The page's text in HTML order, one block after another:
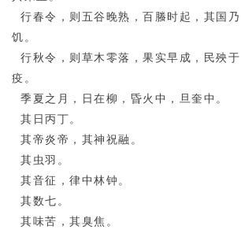
行春令，则五谷晚熟，百螣时起，其国乃
饥。
行秋令，则草木零落，果实早成，民殃于
疫。
季夏之月，日在柳，昏火中，旦奎中。
其日丙丁。
其帝炎帝，其神祝融。
其虫羽。
其音征，律中林钟。
其数七。
其味苦，其臭焦。